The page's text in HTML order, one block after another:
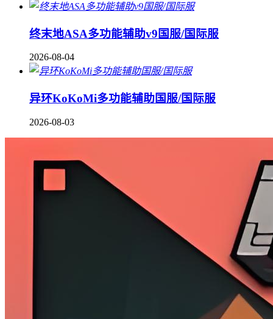
终末地ASA多功能辅助v9国服/国际服
2026-08-04
异环KoKoMi多功能辅助国服/国际服
2026-08-03